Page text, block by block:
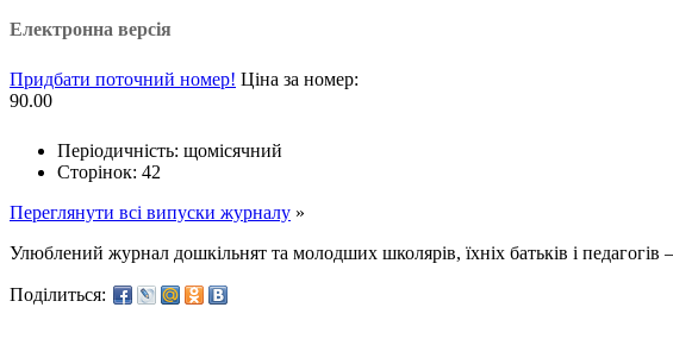
Електронна версія
Придбати поточний номер! Ціна за номер:
90.00
Періодичність: щомісячний
Сторінок: 42
Переглянути всі випуски журналу »
Улюблений журнал дошкільнят та молодших школярів, їхніх батьків і педагогів —
Поділиться: